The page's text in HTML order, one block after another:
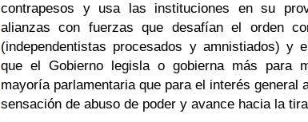
contrapesos y usa las instituciones en su
alianzas con fuerzas que desafían el orden
(independentistas procesados y amnistiados) y
que el Gobierno legisla o gobierna más para
mayoría parlamentaria que para el interés general
sensación de abuso de poder y avance hacia la